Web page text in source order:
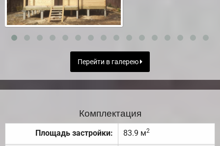
Перейти в галерею
Комплектация
Площадь застройки: 83.9 м2